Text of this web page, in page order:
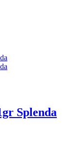
Splenda